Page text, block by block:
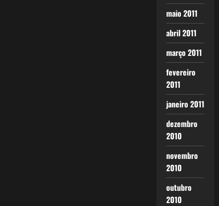
maio 2011
abril 2011
março 2011
fevereiro
2011
janeiro 2011
dezembro
2010
novembro
2010
outubro
2010